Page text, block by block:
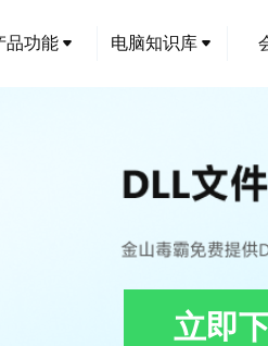
品功能 电脑知识库
立即